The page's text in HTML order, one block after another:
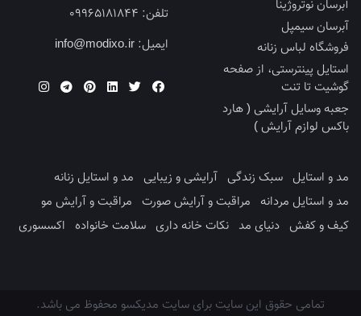
آبرسان نوتروژینا
آبرسان سیمپل
فروشگاه لباس زنانه
استایل پینترستی، از صفحه
گوشیت تا تنت
جعبه وسایل آرایشی ( هارد
باکس لوازم آرایش )
تلفن:
ایمیل:
مد و استایل سبک زندگی آرایشی و زیبایی
مد و استایل زنانه
مد و استایل مردانه
مراقبت و آرایش صورت مراقبت و آرایش مو
کیف و کفش دنیای مد نکات خانه داری سلامت خانواده اکسسوری
تمامی حقوق این سایت برای سایت مدیکسو محفوظ می باشد.